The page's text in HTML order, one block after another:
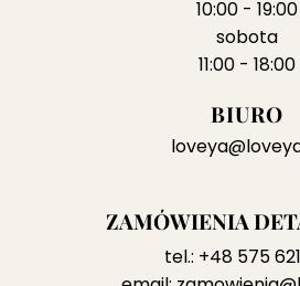
10:00 - 19:00
sobota
11:00 - 18:00
BIURO
ZAMÓWIENIA
tel.: +48 575